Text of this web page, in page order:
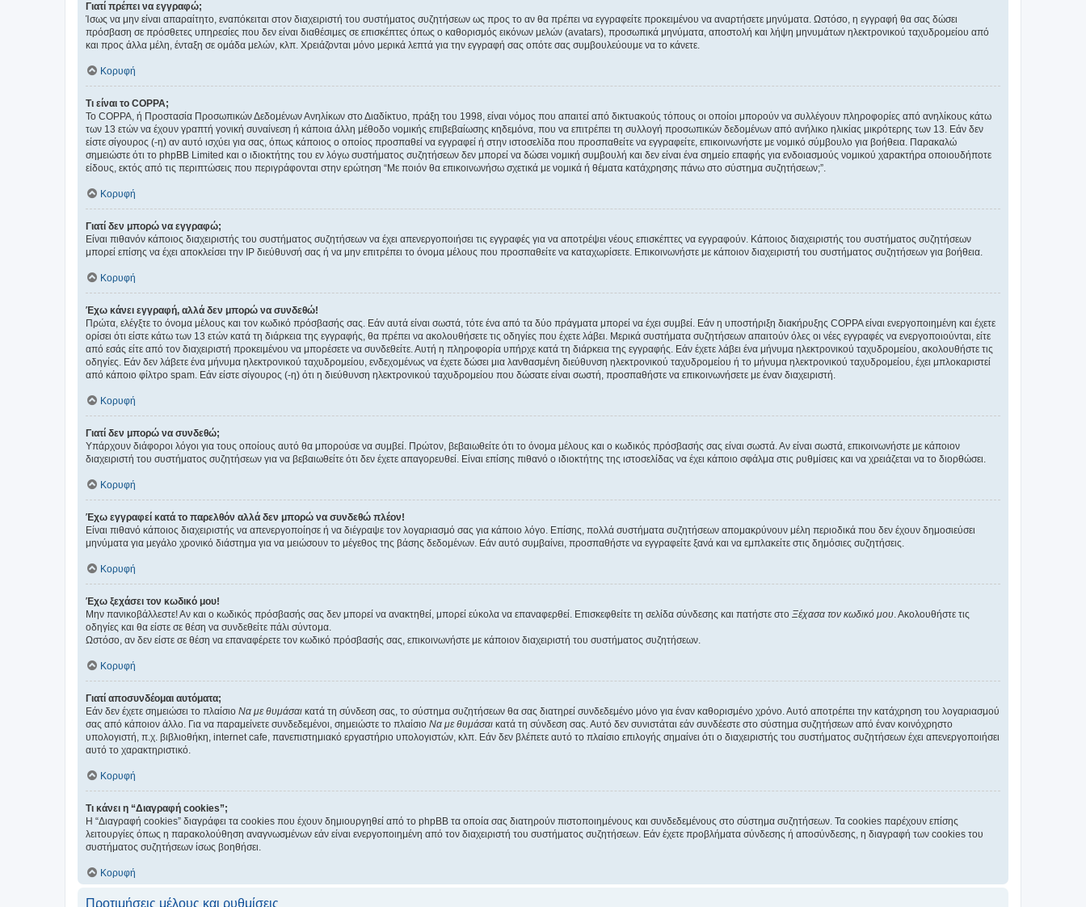
Γιατί πρέπει να εγγραφώ;
Ίσως να μην είναι απαραίτητο, εναπόκειται στον διαχειριστή του συστήματος συζητήσεων ως προς το αν θα πρέπει να εγγραφείτε προκειμένου να αναρτήσετε μηνύματα. Ωστόσο, η εγγραφή θα σας δώσει
πρόσβαση σε πρόσθετες υπηρεσίες που δεν είναι διαθέσιμες σε επισκέπτες όπως ο καθορισμός εικόνων μελών (avatars), προσωπικά μηνύματα, αποστολή και λήψη μηνυμάτων ηλεκτρονικού ταχυδρομείου από
και προς άλλα μέλη, ένταξη σε ομάδα μελών, κλπ. Χρειάζονται μόνο μερικά λεπτά για την εγγραφή σας οπότε σας συμβουλεύουμε να το κάνετε.
Κορυφή
Τι είναι το COPPA;
Το COPPA, ή Προστασία Προσωπικών Δεδομένων Ανηλίκων στο Διαδίκτυο, πράξη του 1998, είναι νόμος που απαιτεί από δικτυακούς τόπους οι οποίοι μπορούν να συλλέγουν πληροφορίες από ανηλίκους κάτω
των 13 ετών να έχουν γραπτή γονική συναίνεση ή κάποια άλλη μέθοδο νομικής επιβεβαίωσης κηδεμόνα, που να επιτρέπει τη συλλογή προσωπικών δεδομένων από ανήλικο ηλικίας μικρότερης των 13. Εάν δεν
είστε σίγουρος (-η) αν αυτό ισχύει για σας, όπως κάποιος ο οποίος προσπαθεί να εγγραφεί ή στην ιστοσελίδα που προσπαθείτε να εγγραφείτε, επικοινωνήστε με νομικό σύμβουλο για βοήθεια. Παρακαλώ
σημειώστε ότι το phpBB Limited και ο ιδιοκτήτης του εν λόγω συστήματος συζητήσεων δεν μπορεί να δώσει νομική συμβουλή και δεν είναι ένα σημείο επαφής για ενδοιασμούς νομικού χαρακτήρα οποιουδήποτε
είδους, εκτός από τις περιπτώσεις που περιγράφονται στην ερώτηση “Με ποιόν θα επικοινωνήσω σχετικά με νομικά ή θέματα κατάχρησης πάνω στο σύστημα συζητήσεων;”.
Κορυφή
Γιατί δεν μπορώ να εγγραφώ;
Είναι πιθανόν κάποιος διαχειριστής του συστήματος συζητήσεων να έχει απενεργοποιήσει τις εγγραφές για να αποτρέψει νέους επισκέπτες να εγγραφούν. Κάποιος διαχειριστής του συστήματος συζητήσεων
μπορεί επίσης να έχει αποκλείσει την IP διεύθυνσή σας ή να μην επιτρέπει το όνομα μέλους που προσπαθείτε να καταχωρίσετε. Επικοινωνήστε με κάποιον διαχειριστή του συστήματος συζητήσεων για βοήθεια.
Κορυφή
Έχω κάνει εγγραφή, αλλά δεν μπορώ να συνδεθώ!
Πρώτα, ελέγξτε το όνομα μέλους και τον κωδικό πρόσβασής σας. Εάν αυτά είναι σωστά, τότε ένα από τα δύο πράγματα μπορεί να έχει συμβεί. Εάν η υποστήριξη διακήρυξης COPPA είναι ενεργοποιημένη και έχετε
ορίσει ότι είστε κάτω των 13 ετών κατά τη διάρκεια της εγγραφής, θα πρέπει να ακολουθήσετε τις οδηγίες που έχετε λάβει. Μερικά συστήματα συζητήσεων απαιτούν όλες οι νέες εγγραφές να ενεργοποιούνται, είτε
από εσάς είτε από τον διαχειριστή προκειμένου να μπορέσετε να συνδεθείτε. Αυτή η πληροφορία υπήρχε κατά τη διάρκεια της εγγραφής. Εάν έχετε λάβει ένα μήνυμα ηλεκτρονικού ταχυδρομείου, ακολουθήστε τις
οδηγίες. Εάν δεν λάβετε ένα μήνυμα ηλεκτρονικού ταχυδρομείου, ενδεχομένως να έχετε δώσει μια λανθασμένη διεύθυνση ηλεκτρονικού ταχυδρομείου ή το μήνυμα ηλεκτρονικού ταχυδρομείου, έχει μπλοκαριστεί
από κάποιο φίλτρο spam. Εάν είστε σίγουρος (-η) ότι η διεύθυνση ηλεκτρονικού ταχυδρομείου που δώσατε είναι σωστή, προσπαθήστε να επικοινωνήσετε με έναν διαχειριστή.
Κορυφή
Γιατί δεν μπορώ να συνδεθώ;
Υπάρχουν διάφοροι λόγοι για τους οποίους αυτό θα μπορούσε να συμβεί. Πρώτον, βεβαιωθείτε ότι το όνομα μέλους και ο κωδικός πρόσβασής σας είναι σωστά. Αν είναι σωστά, επικοινωνήστε με κάποιον
διαχειριστή του συστήματος συζητήσεων για να βεβαιωθείτε ότι δεν έχετε απαγορευθεί. Είναι επίσης πιθανό ο ιδιοκτήτης της ιστοσελίδας να έχει κάποιο σφάλμα στις ρυθμίσεις και να χρειάζεται να το διορθώσει.
Κορυφή
Έχω εγγραφεί κατά το παρελθόν αλλά δεν μπορώ να συνδεθώ πλέον!
Είναι πιθανό κάποιος διαχειριστής να απενεργοποίησε ή να διέγραψε τον λογαριασμό σας για κάποιο λόγο. Επίσης, πολλά συστήματα συζητήσεων απομακρύνουν μέλη περιοδικά που δεν έχουν δημοσιεύσει
μηνύματα για μεγάλο χρονικό διάστημα για να μειώσουν το μέγεθος της βάσης δεδομένων. Εάν αυτό συμβαίνει, προσπαθήστε να εγγραφείτε ξανά και να εμπλακείτε στις δημόσιες συζητήσεις.
Κορυφή
Έχω ξεχάσει τον κωδικό μου!
Μην πανικοβάλλεστε! Αν και ο κωδικός πρόσβασής σας δεν μπορεί να ανακτηθεί, μπορεί εύκολα να επαναφερθεί. Επισκεφθείτε τη σελίδα σύνδεσης και πατήστε στο Ξέχασα τον κωδικό μου. Ακολουθήστε τις
οδηγίες και θα είστε σε θέση να συνδεθείτε πάλι σύντομα.
Ωστόσο, αν δεν είστε σε θέση να επαναφέρετε τον κωδικό πρόσβασής σας, επικοινωνήστε με κάποιον διαχειριστή του συστήματος συζητήσεων.
Κορυφή
Γιατί αποσυνδέομαι αυτόματα;
Εάν δεν έχετε σημειώσει το πλαίσιο Να με θυμάσαι κατά τη σύνδεση σας, το σύστημα συζητήσεων θα σας διατηρεί συνδεδεμένο μόνο για έναν καθορισμένο χρόνο. Αυτό αποτρέπει την κατάχρηση του λογαριασμού
σας από κάποιον άλλο. Για να παραμείνετε συνδεδεμένοι, σημειώστε το πλαίσιο Να με θυμάσαι κατά τη σύνδεση σας. Αυτό δεν συνιστάται εάν συνδέεστε στο σύστημα συζητήσεων από έναν κοινόχρηστο
υπολογιστή, π.χ. βιβλιοθήκη, internet cafe, πανεπιστημιακό εργαστήριο υπολογιστών, κλπ. Εάν δεν βλέπετε αυτό το πλαίσιο επιλογής σημαίνει ότι ο διαχειριστής του συστήματος συζητήσεων έχει απενεργοποιήσει
αυτό το χαρακτηριστικό.
Κορυφή
Τι κάνει η “Διαγραφή cookies”;
Η “Διαγραφή cookies” διαγράφει τα cookies που έχουν δημιουργηθεί από το phpBB τα οποία σας διατηρούν πιστοποιημένους και συνδεδεμένους στο σύστημα συζητήσεων. Τα cookies παρέχουν επίσης
λειτουργίες όπως η παρακολούθηση αναγνωσμένων εάν είναι ενεργοποιημένη από τον διαχειριστή του συστήματος συζητήσεων. Εάν έχετε προβλήματα σύνδεσης ή αποσύνδεσης, η διαγραφή των cookies του
συστήματος συζητήσεων ίσως βοηθήσει.
Κορυφή
Προτιμήσεις μέλους και ρυθμίσεις